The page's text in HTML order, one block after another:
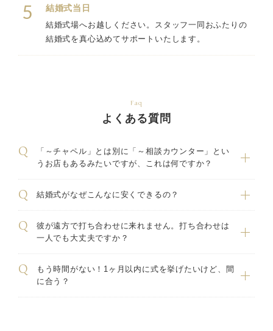
5 結婚式当日
結婚式場へお越しください。スタッフ一同おふたりの
結婚式を真心込めてサポートいたします。
Faq
よくある質問
「～チャペル」とは別に「～相談カウンター」とい
うお店もあるみたいですが、これは何ですか？
結婚式がなぜこんなに安くできるの？
彼が遠方で打ち合わせに来れません。打ち合わせは
一人でも大丈夫ですか？
もう時間がない！1ヶ月以内に式を挙げたいけど、間
に合う？